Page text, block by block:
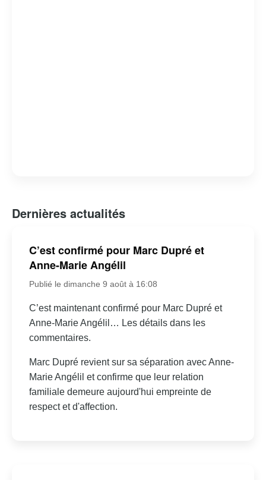
Dernières actualités
C’est confirmé pour Marc Dupré et
Anne-Marie Angélil
Publié le dimanche 9 août à 16:08
C’est maintenant confirmé pour Marc Dupré et
Anne-Marie Angélil… Les détails dans les
commentaires.
Marc Dupré revient sur sa séparation avec Anne-
Marie Angélil et confirme que leur relation
familiale demeure aujourd'hui empreinte de
respect et d'affection.